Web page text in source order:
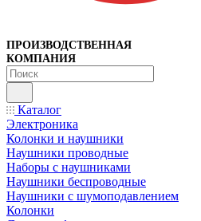
ПРОИЗВОДСТВЕННАЯ
КОМПАНИЯ
Каталог
Электроника
Колонки и наушники
Наушники проводные
Наборы с наушниками
Наушники беспроводные
Наушники с шумоподавлением
Колонки